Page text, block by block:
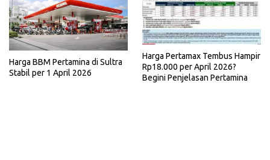
Harga BBM Pertamina di Sultra
Stabil per 1 April 2026
Harga Pertamax Tembus Hampir
Rp18.000 per April 2026?
Begini Penjelasan Pertamina